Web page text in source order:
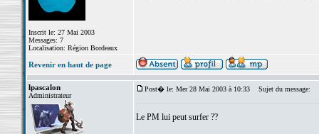
Inscrit le: 27 Mai 2003
Messages: 7
Localisation: Région Bordeaux
Revenir en haut de page
lpascalon
Administrateur
Post� le: Mer 28 Mai 2003 à 10:33 Sujet du message:
Le PM lui peut surfer ??